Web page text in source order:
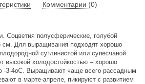
Комментарии (0)
Соцветия полусферические, голубой
см. Для выращивания подходят хорошо
суглинистой или супесчаной
высокой холодостойкостью – хорошо
-3-4оС. Выращивают чаще всего рассадным
в марте-апреле, пикируют с развитием